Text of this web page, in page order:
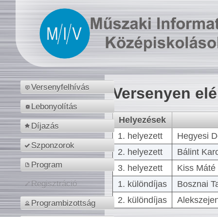
Versenyfelhívás
Lebonyolítás
Díjazás
Szponzorok
Program
Regisztráció
Programbizottság
Versenyen
Helyezések
1. helyezett
Hegyesi
2. helyezett
Bálint
3. helyezett
Kiss
1. különdíjas
Bosznai
2. különdíjas